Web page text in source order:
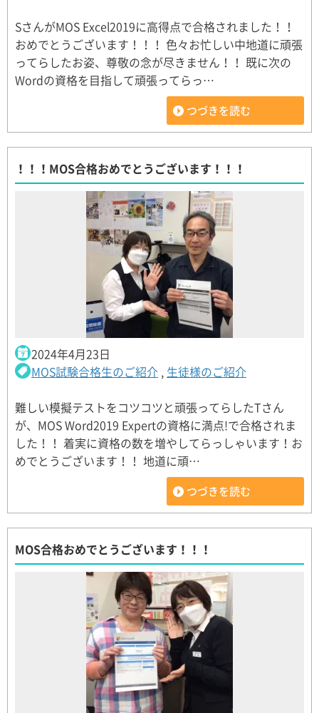
SさんがMOS Excel2019に高得点で合格されました！！
おめでとうございます！！！ 色々お忙しい中地道に頑張
ってらしたお姿、尊敬の念が尽きません！！ 既に次の
Wordの資格を目指して頑張ってらっ…
つづきを読む
！！！MOS合格おめでとうございます！！！
2024年4月23日
MOS試験合格生のご紹介 , 生徒様のご紹介
難しい模擬テストをコツコツと頑張ってらしたTさん
が、MOS Word2019 Expertの資格に満点!で合格されま
した！！ 着実に資格の数を増やしてらっしゃいます！お
めでとうございます！！ 地道に頑…
つづきを読む
MOS合格おめでとうございます！！！